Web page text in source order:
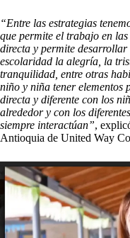
“Entre las estrategias
que permite el trabajo en
directa y permite
escolaridad la alegría, la
tranquilidad, entre otras
niño y niña tener elementos
directa y diferente con los
alrededor y con los
siempre interactúan”,
Antioquia de United Way